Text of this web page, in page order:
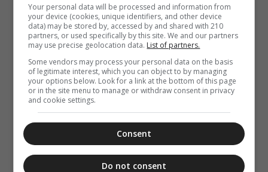
Your personal data will be processed and information from
your device (cookies, unique identifiers, and other device
data) may be stored by, accessed by and shared with 210
partners, or used specifically by this site. We and our partners
may use precise geolocation data. List of partners.
Some vendors may process your personal data on the basis
of legitimate interest, which you can object to by managing
your options below. Look for a link at the bottom of this page
or in the site menu to manage or withdraw consent in privacy
and cookie settings.
Consent
Do not consent